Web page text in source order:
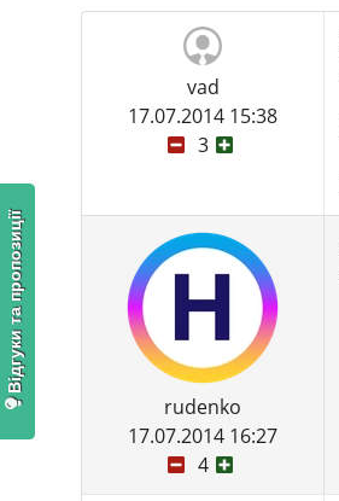
vad
17.07.2014 15:38
3
rudenko
17.07.2014 16:27
4
Відгуки та пропозиції